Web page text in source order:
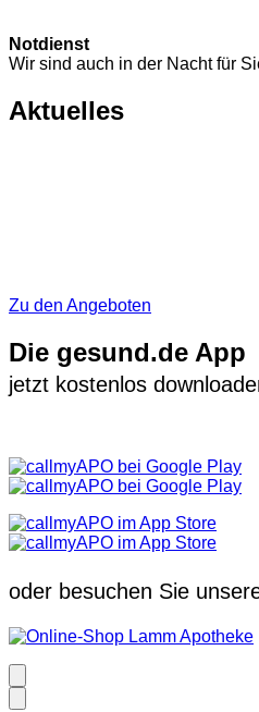
Notdienst
Wir sind auch in der Nacht für
Aktuelles
Zu den Angeboten
Die gesund.de App
jetzt kostenlos
oder besuchen Sie